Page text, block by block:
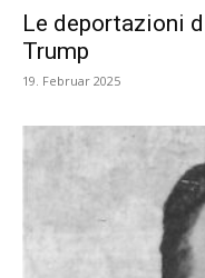
Le deportazioni
Trump
19. Februar 2025